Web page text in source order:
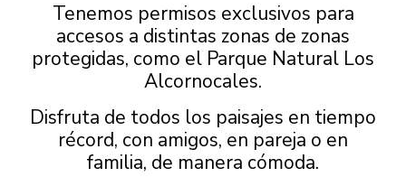
Tenemos permisos exclusivos para
accesos a distintas zonas de zonas
protegidas, como el Parque Natural Los
Alcornocales.
Disfruta de todos los paisajes en tiempo
récord, con amigos, en pareja o en
familia, de manera cómoda.